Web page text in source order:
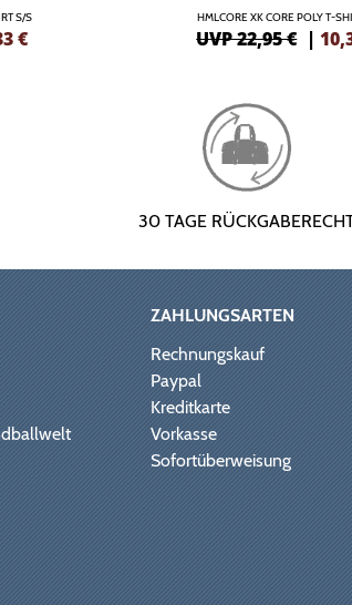
S/S
€
HMLCORE XK CORE POLY T-
UVP 22,95 € |
30 TAGE
ZAHLUNGSARTEN
Rechnungskauf
Paypal
Kreditkarte
Vorkasse
Sofortüberweisung